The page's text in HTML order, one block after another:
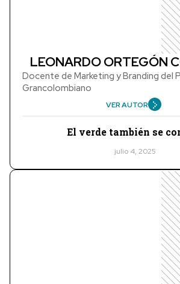
LEONARDO ORTEGÓN
Docente de Marketing y Branding del
Grancolombiano
VER AUTOR
El verde también se
julio 4, 2025